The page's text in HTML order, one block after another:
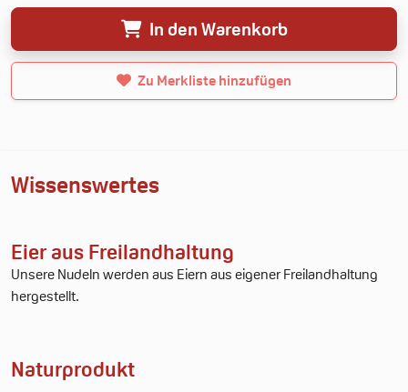
In den Warenkorb
Neue Merkliste erstellen
Zu Merkliste hinzufügen
Wissenswertes
Eier aus Freilandhaltung
Unsere Nudeln werden aus Eiern aus eigener Freilandhaltung
hergestellt.
Naturprodukt